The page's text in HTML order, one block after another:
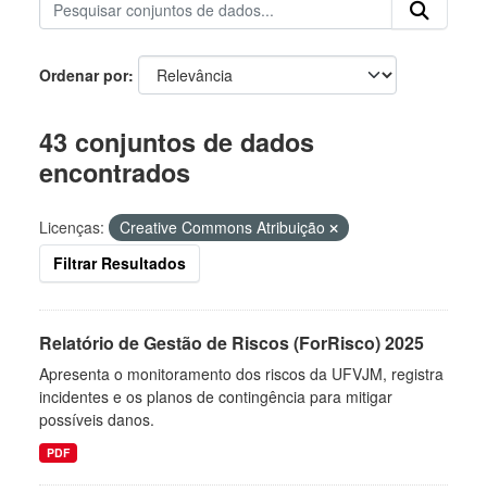
Ordenar por
43 conjuntos de dados
encontrados
Licenças:
Creative Commons Atribuição
Filtrar Resultados
Relatório de Gestão de Riscos (ForRisco) 2025
Apresenta o monitoramento dos riscos da UFVJM, registra
incidentes e os planos de contingência para mitigar
possíveis danos.
PDF